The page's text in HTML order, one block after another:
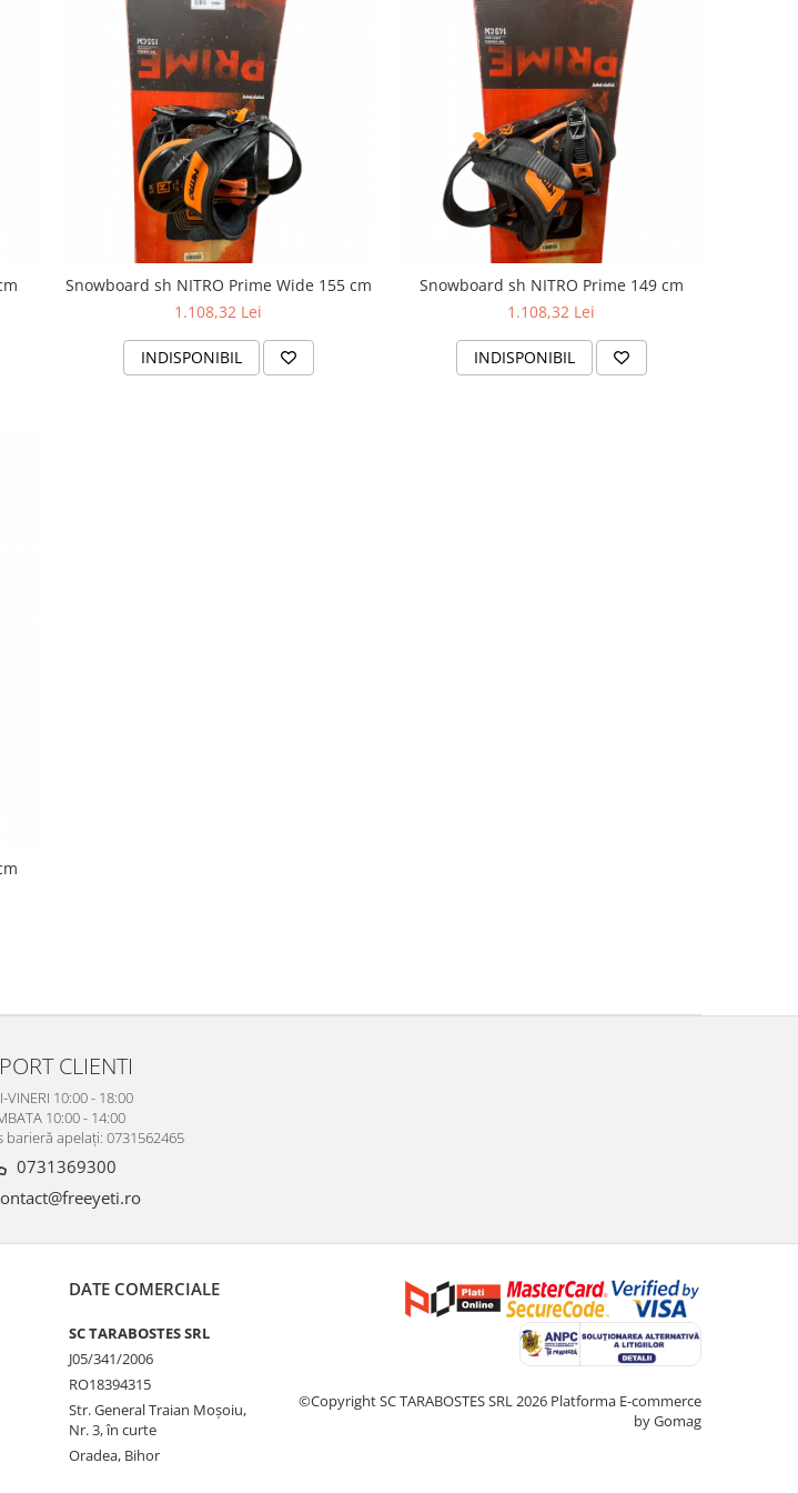
Snowboard sh NITRO Prime Wide 155 cm
1.108,32 Lei
INDISPONIBIL
Snowboard sh NITRO Prime 149 cm
1.108,32 Lei
INDISPONIBIL
CLIENTI
VINERI 10:00 - 18:00
10:00 - 14:00
barieră apelați: 0731562465
0731369300
DATE COMERCIALE
SC TARABOSTES SRL
J05/341/2006
RO18394315
Str. General Traian Moșoiu,
Nr. 3, în curte
Oradea, Bihor
©Copyright SC TARABOSTES SRL 2026 Platforma E-commerce
by Gomag